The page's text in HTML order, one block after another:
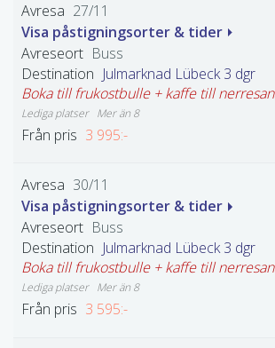
27/11
Visa påstigningsorter & tider
Buss
Julmarknad Lübeck 3 dgr
Boka till frukostbulle + kaffe till nerresan
Mer än 8
3 995:-
30/11
Visa påstigningsorter & tider
Buss
Julmarknad Lübeck 3 dgr
Boka till frukostbulle + kaffe till nerresan
Mer än 8
3 595:-